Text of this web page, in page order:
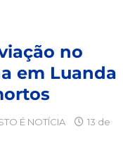
no
em Luanda
É NOTÍCIA
13 de